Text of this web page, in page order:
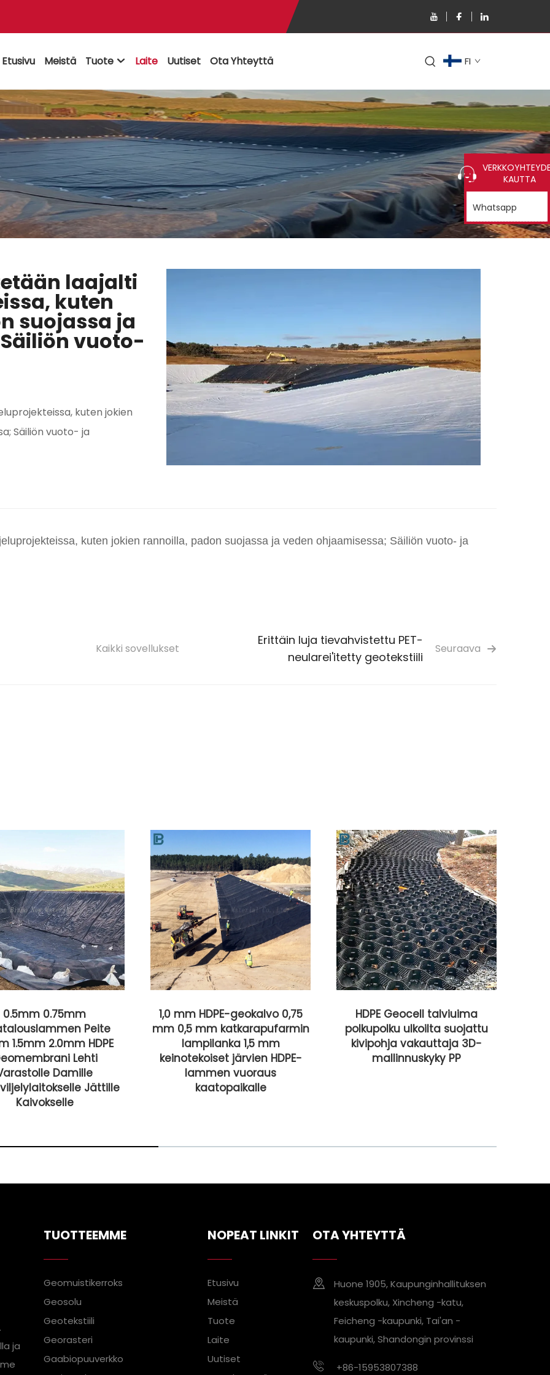
Etusivu Meistä Tuote  Laite Uutiset Ota Yhteyttä FI
laajalti
kuten
suojassa ja
vuoto-
kuten jokien
Säiliön vuoto- ja
kuten jokien rannoilla, padon suojassa ja veden ohjaamisessa; Säiliön vuoto- ja
Kaikki sovellukset Seuraava
Erittäin luja tievahvistettu PET-
neularei'itetty geotekstiili
1,0 mm HDPE-geokalvo 0,75
mm 0,5 mm katkarapufarmin
lampilanka 1,5 mm
keinotekoiset järvien HDPE-
lammen vuoraus
kaatopaikalle
HDPE Geocell talviuima
polkupolku ulkoilta suojattu
kivipohja vakauttaja 3D-
mallinnuskyky PP
Maailmanlaajuinen myynti
tiekaivoksen pehmeän
perustan vahvistukselle
kaksisuuntaiselle
KAUTTA
Whatsapp
ja
TUOTTEEMME
Geomuistikerroks
Geosolu
Geotekstiili
Georasteri
Gaabiopuuverkko
NOPEAT LINKIT
Etusivu
Meistä
Tuote
Laite
Uutiset
OTA YHTEYTTÄ
Huone 1905, Kaupunginhallituksen
keskuspolku, Xincheng -katu,
Feicheng -kaupunki, Tai'an -
kaupunki, Shandongin provinssi
+86-15953807388